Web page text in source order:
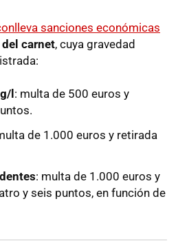
sanciones económicas
carnet, cuya gravedad
l: multa de 500 euros y
de 1.000 euros y retirada
: multa de 1.000 euros y
y seis puntos, en función de